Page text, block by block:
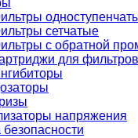
сетчатые
с обратной
для фильтров
напряжения
безопасности